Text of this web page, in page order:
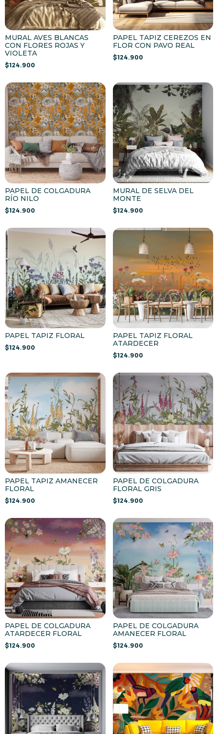
MURAL AVES BLANCAS
CON FLORES ROJAS Y
VIOLETA
$124.900
PAPEL TAPIZ CEREZOS EN
FLOR CON PAVO REAL
$124.900
PAPEL DE COLGADURA
RÍO NILO
$124.900
MURAL DE SELVA DEL
MONTE
$124.900
PAPEL TAPIZ FLORAL
$124.900
PAPEL TAPIZ FLORAL
ATARDECER
$124.900
PAPEL TAPIZ AMANECER
FLORAL
$124.900
PAPEL DE COLGADURA
FLORAL GRIS
$124.900
PAPEL DE COLGADURA
ATARDECER FLORAL
$124.900
PAPEL DE COLGADURA
AMANECER FLORAL
$124.900